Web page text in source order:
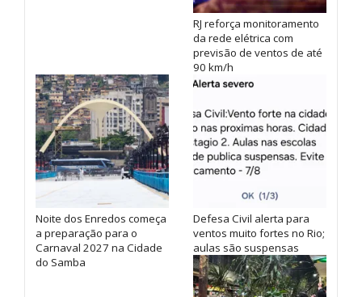
RJ reforça monitoramento
da rede elétrica com
previsão de ventos de até
90 km/h
Noite dos Enredos começa
a preparação para o
Carnaval 2027 na Cidade
do Samba
Defesa Civil alerta para
ventos muito fortes no Rio;
aulas são suspensas